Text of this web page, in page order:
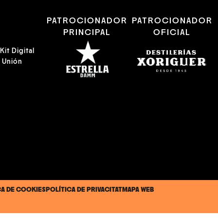
Digital
PATROCIONADOR
PRINCIPAL
PATROCIONADOR
OFICIAL
DE COOKIES POLÍTICA DE PRIVACITAT MAPA WEB